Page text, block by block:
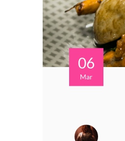
06
Mar